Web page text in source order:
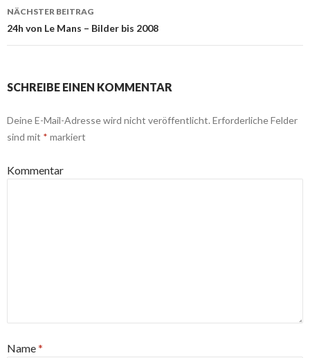
Navigation
NÄCHSTER BEITRAG
24h von Le Mans – Bilder bis 2008
SCHREIBE EINEN KOMMENTAR
Deine E-Mail-Adresse wird nicht veröffentlicht. Erforderliche Felder
sind mit * markiert
Kommentar
Name*